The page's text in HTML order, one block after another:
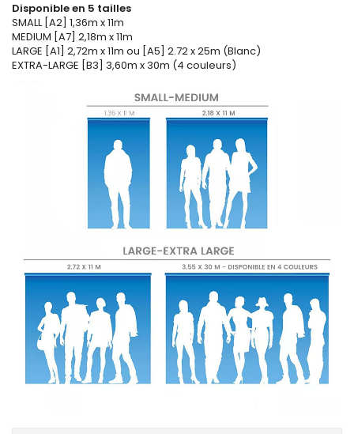
Disponible en 5 tailles
SMALL [A2] 1,36m x 11m
MEDIUM [A7] 2,18m x 11m
LARGE [A1] 2,72m x 11m ou [A5] 2.72 x 25m (Blanc)
EXTRA-LARGE [B3] 3,60m x 30m (4 couleurs)